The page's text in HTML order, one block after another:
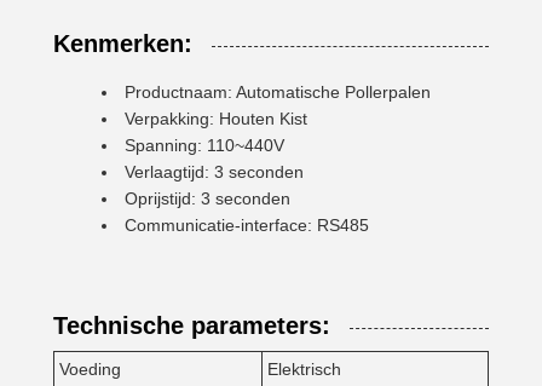
Kenmerken:
Productnaam: Automatische Pollerpalen
Verpakking: Houten Kist
Spanning: 110~440V
Verlaagtijd: 3 seconden
Oprijstijd: 3 seconden
Communicatie-interface: RS485
Technische parameters:
Voeding Elektrisch